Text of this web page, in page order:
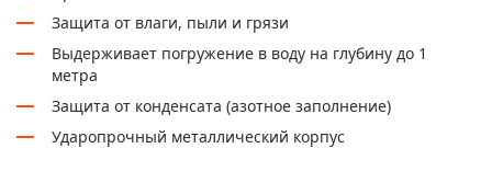
Защита от влаги, пыли и грязи
Выдерживает погружение в воду на глубину до 1
метра
Защита от конденсата (азотное заполнение)
Ударопрочный металлический корпус